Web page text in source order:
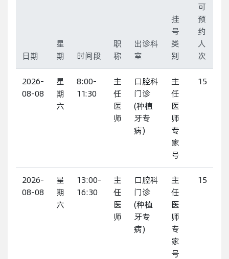
日期
星
期
时间段
职
称
出诊科
室
挂
号
类
别
可
预
约
人
次
2026-
08-08
星
期
六
8:00-
11:30
主
任
医
师
口腔科
门诊
(种植
牙专
病)
主
任
医
师
专
家
号
15
2026-
08-08
星
期
六
13:00-
16:30
主
任
医
师
口腔科
门诊
(种植
牙专
病)
主
任
医
师
专
家
号
15